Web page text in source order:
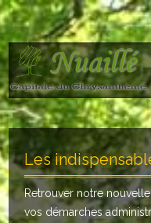
NUAILLÉ
Plan de Nuaillé
Sentiers pédestres
Guide annuel
Histoire
Les
Retrouver notre
vos démarches